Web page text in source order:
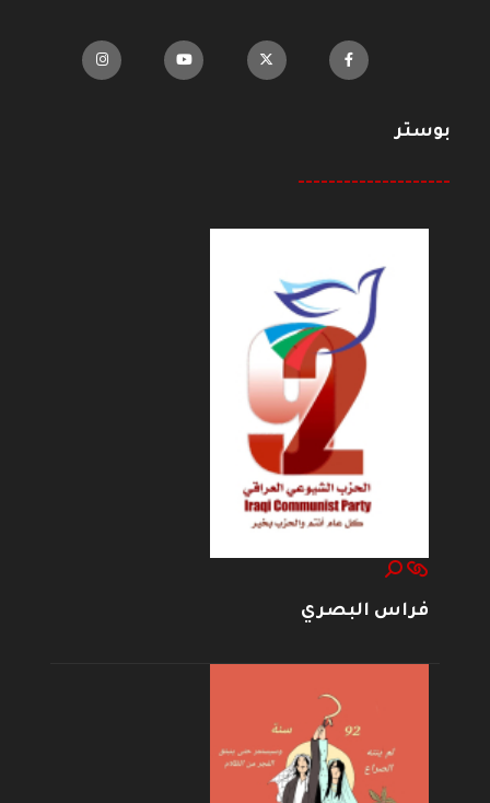
بوستر
--------------------
فراس البصري